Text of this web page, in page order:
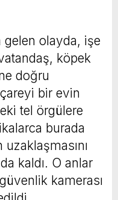
olayda, işe
köpek
doğru
bir evin
tel örgülere
burada
kaldı. O anlar
kamerası